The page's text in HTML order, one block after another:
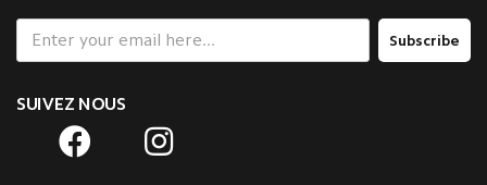
Subscribe
SUIVEZ NOUS